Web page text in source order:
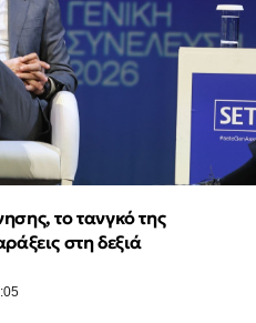
το τανγκό της
στη δεξιά